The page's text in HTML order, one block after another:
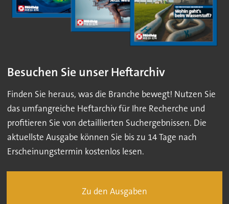
Besuchen Sie unser Heftarchiv
Finden Sie heraus, was die Branche bewegt! Nutzen Sie
das umfangreiche Heftarchiv für Ihre Recherche und
profitieren Sie von detaillierten Suchergebnissen. Die
aktuellste Ausgabe können Sie bis zu 14 Tage nach
Erscheinungstermin kostenlos lesen.
Zu den Ausgaben